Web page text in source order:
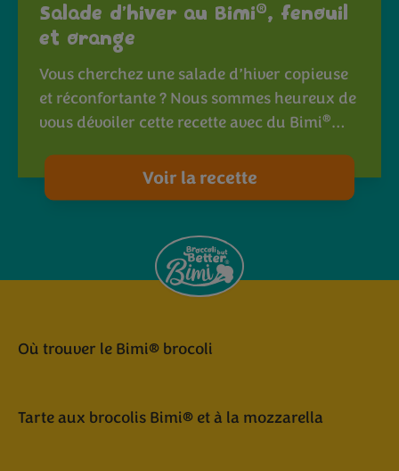
Salade d’hiver au Bimi®, fenouil
et orange
Vous cherchez une salade d’hiver copieuse
et réconfortante ? Nous sommes heureux de
vous dévoiler cette recette avec du Bimi®…
Voir la recette
Où trouver le Bimi® brocoli
Tarte aux brocolis Bimi® et à la mozzarella